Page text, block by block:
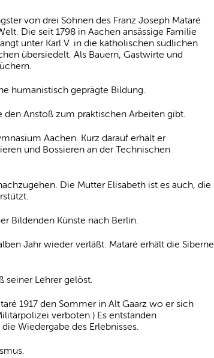
von drei Söhnen des Franz Joseph Mataré
Die seit 1798 in Aachen ansässige Familie
unter Karl V. in die katholischen südlichen
übersiedelt. Als Bauern, Gastwirte und
humanistisch geprägte Bildung.
Anstoß zum praktischen Arbeiten gibt.
Aachen. Kurz darauf erhält er
und Bossieren an der Technischen
Die Mutter Elisabeth ist es auch, die
Bildenden Künste nach Berlin.
Jahr wieder verläßt. Mataré erhält die Siberne
seiner Lehrer gelöst.
1917 den Sommer in Alt Gaarz wo er sich
verboten.) Es entstanden
Wiedergabe des Erlebnisses.